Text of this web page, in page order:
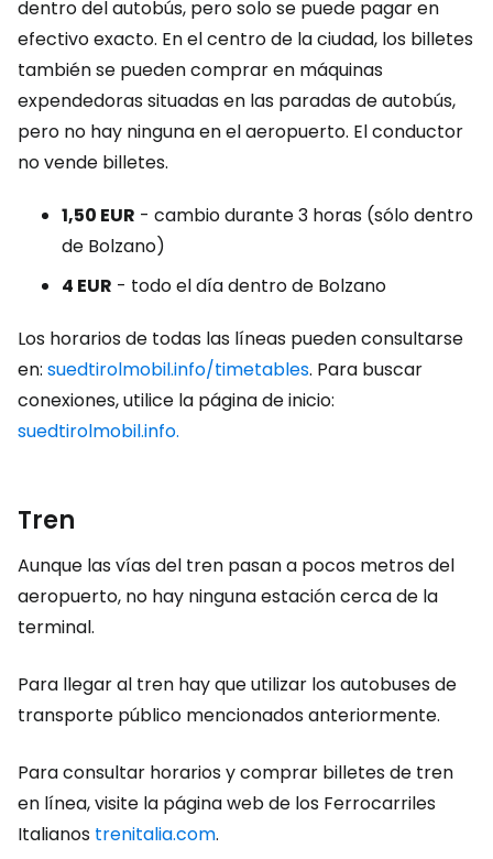
dentro del autobús, pero solo se puede pagar en
efectivo exacto. En el centro de la ciudad, los billetes
también se pueden comprar en máquinas
expendedoras situadas en las paradas de autobús,
pero no hay ninguna en el aeropuerto. El conductor
no vende billetes.
1,50 EUR - cambio durante 3 horas (sólo dentro
de Bolzano)
4 EUR - todo el día dentro de Bolzano
Los horarios de todas las líneas pueden consultarse
en: suedtirolmobil.info/timetables. Para buscar
conexiones, utilice la página de inicio:
suedtirolmobil.info.
Tren
Aunque las vías del tren pasan a pocos metros del
aeropuerto, no hay ninguna estación cerca de la
terminal.
Para llegar al tren hay que utilizar los autobuses de
transporte público mencionados anteriormente.
Para consultar horarios y comprar billetes de tren
en línea, visite la página web de los Ferrocarriles
Italianos trenitalia.com.